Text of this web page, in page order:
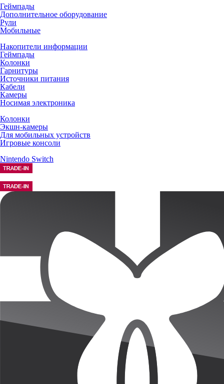
Геймпады
Дополнительное оборудование
Рули
Мобильные
Накопители информации
Геймпады
Колонки
Гарнитуры
Источники питания
Кабели
Камеры
Носимая электроника
Колонки
Экшн-камеры
Для мобильных устройств
Игровые консоли
Nintendo Switch